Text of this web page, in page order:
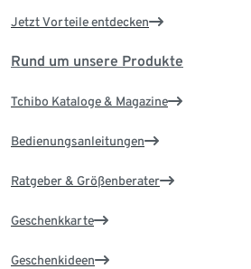
Jetzt Vorteile entdecken
Rund um unsere Produkte
Tchibo Kataloge & Magazine
Bedienungsanleitungen
Ratgeber & Größenberater
Geschenkkarte
Geschenkideen